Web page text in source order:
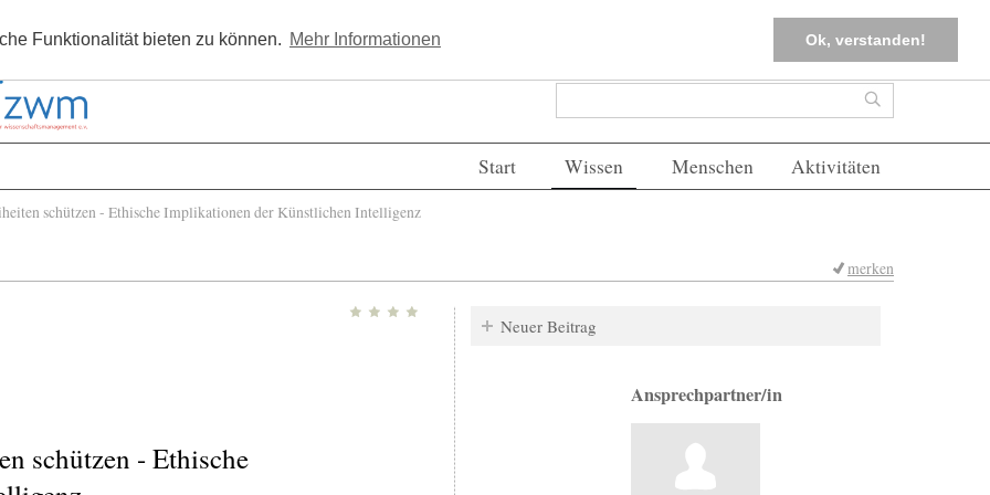
Funktionalität bieten zu können. Mehr Informationen Ok, verstanden!
Kostenlos registrieren FAQs Einloggen
Suchformular Suche
Start Wissen Menschen Aktivitäten
schützen - Ethische Implikationen der Künstlichen Intelligenz
merken
schützen - Ethische
Neuer Beitrag
Ansprechpartner/in